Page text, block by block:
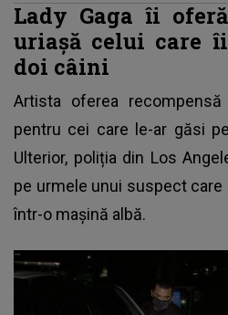
Lady Gaga îi
uriașă celui care
doi câini
Artista oferea
pentru cei care le-ar găsi
Ulterior, poliția din Los
pe urmele unui suspect
într-o mașină albă.